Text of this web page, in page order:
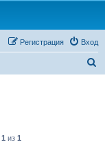
Вход
Регистрация
1 из 1